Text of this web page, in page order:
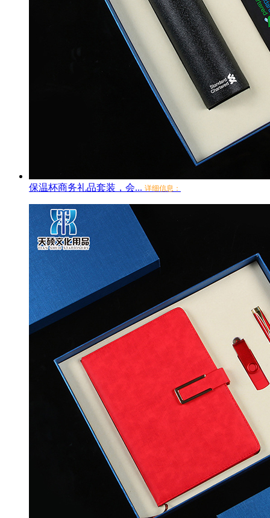
保温杯商务礼品套装，会... 详细信息：